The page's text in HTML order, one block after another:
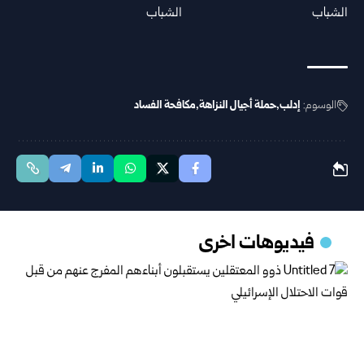
الوسوم: إدلب حملة أجيال النزاهة مكافحة الفساد
فيديوهات اخرى